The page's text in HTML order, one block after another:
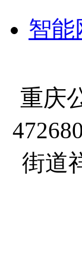
智能
重庆
街道